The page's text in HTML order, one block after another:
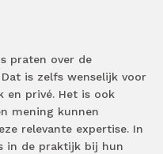
praten over de
is zelfs wenselijk voor
en privé. Het is ook
mening kunnen
relevante expertise. In
in de praktijk bij hun